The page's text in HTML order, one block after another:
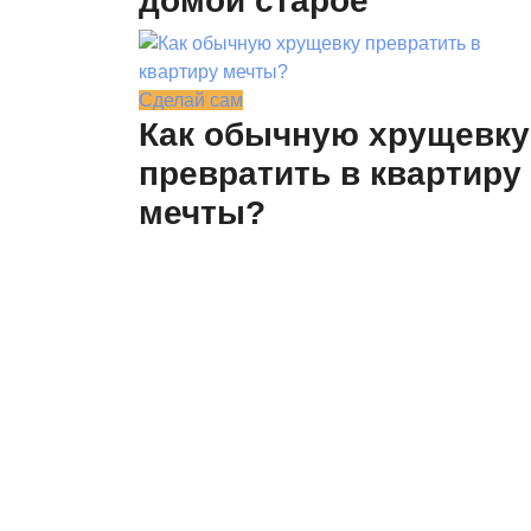
Сделай сам
Как обычную хрущевку
превратить в квартиру
мечты?